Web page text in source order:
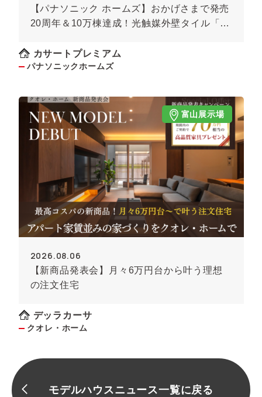
【パナソニック ホームズ】おかげさまで発売
20周年＆10万棟達成！光触媒外壁タイル「キ
カサートプレミアム
パナソニックホームズ
富山展示場
2026.08.06
【新商品発表会】月々6万円台から叶う理想
の注文住宅
デッラカーサ
クオレ・ホーム
モデルハウスニュース一覧に戻る